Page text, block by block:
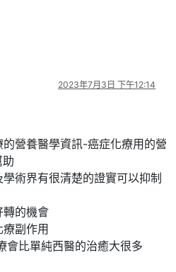
2023年7月3日 下午12:14
營養醫學資訊-癌症化療用的營
術界有很清楚的證實可以抑制
轉的機會
療副作用
會比單純西醫的治癒大很多